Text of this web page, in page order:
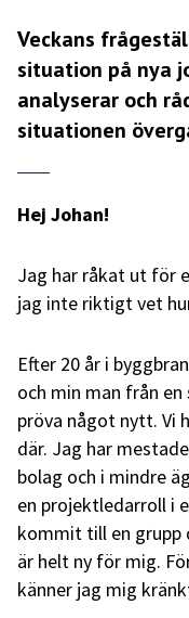
Veckans
situation på nya
analyserar och
situationen
Hej Johan!
Jag har råkat ut för
jag inte riktigt vet
Efter 20 år i
och min man från
pröva något nytt. Vi
där. Jag har
bolag och i mindre
en projektledarroll i
kommit till en grupp
är helt ny för mig.
känner jag mig